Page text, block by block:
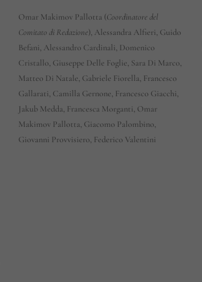
Omar Makimov Pallotta (Coordinatore del
Comitato di Redazione), Alessandra Alfieri, Guido
Befani, Alessandro Cardinali, Domenico
Cristallo, Giuseppe Delle Foglie, Sara Di Marco,
Matteo Di Natale, Gabriele Fiorella, Francesco
Gallarati, Camilla Gernone, Francesco Giacchi,
Jakub Medda, Francesca Morganti, Omar
Makimov Pallotta, Giacomo Palombino,
Giovanni Provvisiero, Federico Valentini